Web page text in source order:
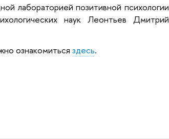
лабораторией позитивной психологии
наук Леонтьев Дмитрий
ознакомитьсяздесь.